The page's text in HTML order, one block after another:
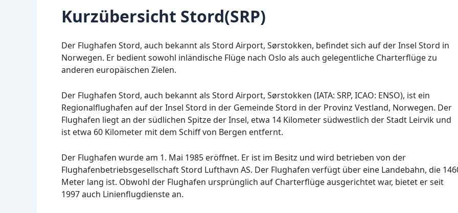
Kurzübersicht Stord(SRP)
Der Flughafen Stord, auch bekannt als Stord Airport, Sørstokken, befindet sich auf der Insel Stord in
Norwegen. Er bedient sowohl inländische Flüge nach Oslo als auch gelegentliche Charterflüge zu
anderen europäischen Zielen.
Der Flughafen Stord, auch bekannt als Stord Airport, Sørstokken (IATA: SRP, ICAO: ENSO), ist ein
Regionalflughafen auf der Insel Stord in der Gemeinde Stord in der Provinz Vestland, Norwegen. Der
Flughafen liegt an der südlichen Spitze der Insel, etwa 14 Kilometer südwestlich der Stadt Leirvik und
ist etwa 60 Kilometer mit dem Schiff von Bergen entfernt.
Der Flughafen wurde am 1. Mai 1985 eröffnet. Er ist im Besitz und wird betrieben von der
Flughafenbetriebsgesellschaft Stord Lufthavn AS. Der Flughafen verfügt über eine Landebahn, die
Meter lang ist. Obwohl der Flughafen ursprünglich auf Charterflüge ausgerichtet war, bietet er seit
1997 auch Linienflugdienste an.